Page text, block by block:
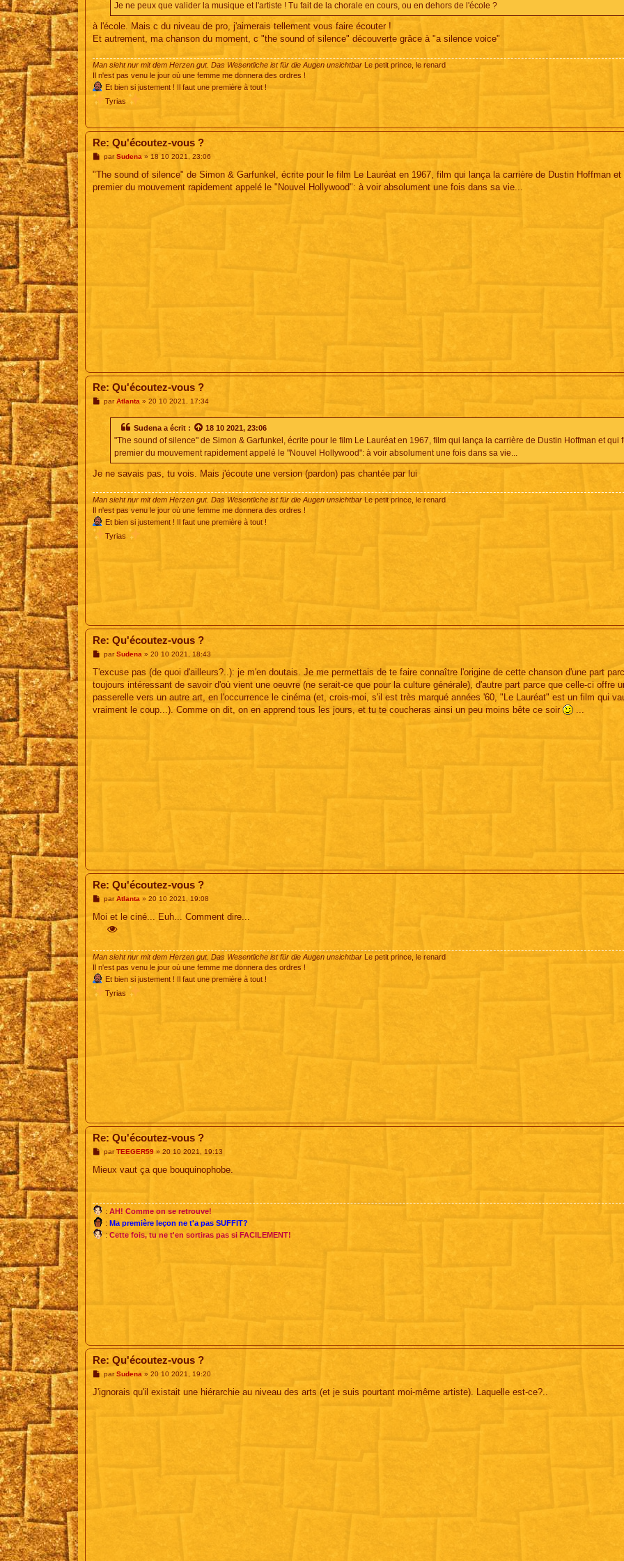
Je ne peux que valider la musique et l'artiste ! Tu fait de la chorale en cours, ou en dehors de l'école ?
à l'école. Mais c du niveau de pro, j'aimerais tellement vous faire écouter !
Et autrement, ma chanson du moment, c "the sound of silence" découverte grâce à "a silence voice"
Man sieht nur mit dem Herzen gut. Das Wesentliche ist für die Augen unsichtbar Le petit prince, le renard
Il n'est pas venu le jour où une femme me donnera des ordres !
Et bien si justement ! Il faut une première à tout !
Tyrias
Re: Qu'écoutez-vous ?
M
s
a
parSudena » 18 10 2021, 23:06
"The sound of silence" de Simon & Garfunkel, écrite pour le film Le Lauréat en 1967, film qui lança la carrière de Dustin Hoffman
premier du mouvement rapidement appelé le "Nouvel Hollywood": à voir absolument une fois dans sa vie...
Re: Qu'écoutez-vous ?
MparAtlanta » 20 10 2021, 17:34
Sudena a écrit : 18 10 2021, 23:06
"The sound of silence" de Simon & Garfunkel, écrite pour le film Le Lauréat en 1967, film qui lança la carrière de Dustin Hoffman et qui
premier du mouvement rapidement appelé le "Nouvel Hollywood": à voir absolument une fois dans sa vie...
Je ne savais pas, tu vois. Mais j'écoute une version (pardon) pas chantée par lui
Man sieht nur mit dem Herzen gut. Das Wesentliche ist für die Augen unsichtbar Le petit prince, le renard
Il n'est pas venu le jour où une femme me donnera des ordres !
Et bien si justement ! Il faut une première à tout !
Tyrias
Re: Qu'écoutez-vous ?
M
s
a
g
parSudena » 20 10 2021, 18:43
T'excuse pas (de quoi d'ailleurs?..): je m'en doutais. Je me permettais de te faire connaître l'origine de cette chanson d'une part
toujours intéressant de savoir d'où vient une oeuvre (ne serait-ce que pour la culture générale), d'autre part parce que celle-ci offre
passerelle vers un autre art, en l'occurrence le cinéma (et, crois-moi, s'il est très marqué années '60, "Le Lauréat" est un film qui
vraiment le coup...). Comme on dit, on en apprend tous les jours, et tu te coucheras ainsi un peu moins bête ce soir
Re: Qu'écoutez-vous ?
M
s
parAtlanta » 20 10 2021, 19:08
Moi et le ciné... Euh... Comment dire...
Man sieht nur mit dem Herzen gut. Das Wesentliche ist für die Augen unsichtbar Le petit prince, le renard
Il n'est pas venu le jour où une femme me donnera des ordres !
Et bien si justement ! Il faut une première à tout !
Tyrias
Re: Qu'écoutez-vous ?
M
s
parTEEGER59» 20 10 2021, 19:13
Mieux vaut ça que bouquinophobe.
: AH! Comme on se retrouve!
: Ma première leçon ne t'a pas SUFFIT?
: Cette fois, tu ne t'en sortiras pas si FACILEMENT!
Re: Qu'écoutez-vous ?
M
s
s
parSudena » 20 10 2021, 19:20
J'ignorais qu'il existait une hiérarchie au niveau des arts (et je suis pourtant moi-même artiste). Laquelle est-ce?..